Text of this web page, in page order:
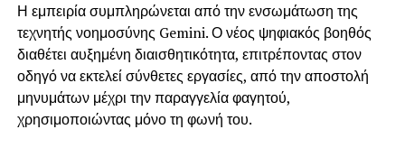
Η εμπειρία συμπληρώνεται από την ενσωμάτωση της
τεχνητής νοημοσύνης Gemini. Ο νέος ψηφιακός βοηθός
διαθέτει αυξημένη διαισθητικότητα, επιτρέποντας στον
οδηγό να εκτελεί σύνθετες εργασίες, από την αποστολή
μηνυμάτων μέχρι την παραγγελία φαγητού,
χρησιμοποιώντας μόνο τη φωνή του.